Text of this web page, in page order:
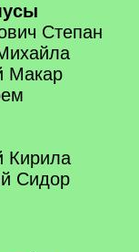
Степан
Макар
Кирила
Сидор